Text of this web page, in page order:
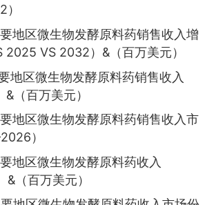
地区微生物发酵原料药销售收入增
2025 VS 2032）&（百万美元）
地区微生物发酵原料药销售收入
（百万美元）
地区微生物发酵原料药销售收入市
）
地区微生物发酵原料药收入
&（百万美元）